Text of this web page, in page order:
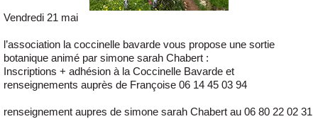
Vendredi 21 mai
l’association la coccinelle bavarde vous propose une sortie
botanique animé par simone sarah Chabert :
Inscriptions + adhésion à la Coccinelle Bavarde et
renseignements auprès de Françoise 06 14 45 03 94
renseignement aupres de simone sarah Chabert au 06 80 22 02 31